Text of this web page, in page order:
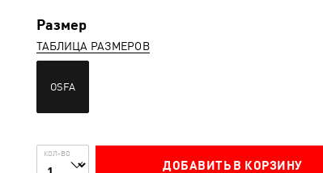
Размер
ТАБЛИЦА РАЗМЕРОВ
OSFA
КОЛ-ВО
ДОБАВИТЬ В КОРЗИНУ